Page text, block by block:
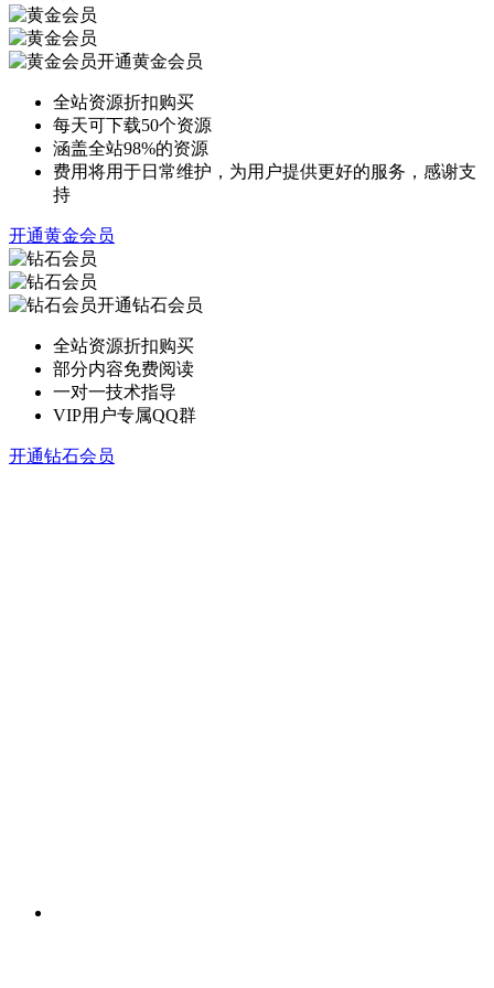
开通黄金会员
全站资源折扣购买
每天可下载50个资源
涵盖全站98%的资源
费用将用于日常维护，为用户提供更好的服务，感谢支
持
开通黄金会员
开通钻石会员
全站资源折扣购买
部分内容免费阅读
一对一技术指导
VIP用户专属QQ群
开通钻石会员